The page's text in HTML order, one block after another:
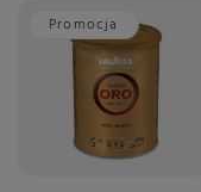
Promocja